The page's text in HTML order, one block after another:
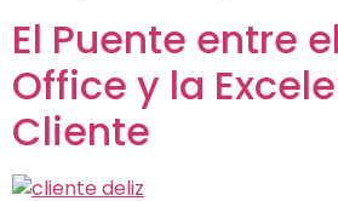
El Puente entre
Office y la
Cliente